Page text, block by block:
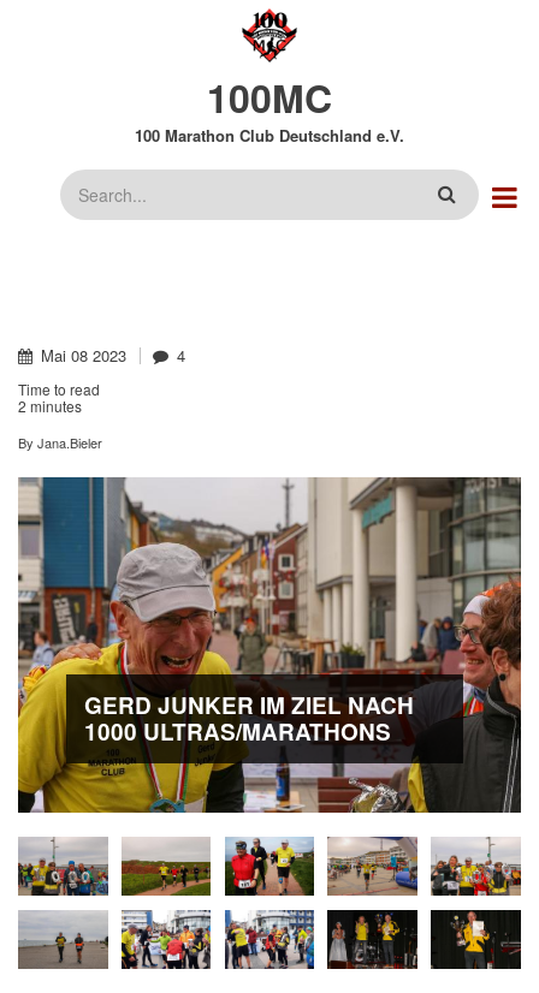
100MC
100 Marathon Club Deutschland e.V.
Suche
Mai 08 2023 4
Time to read
2 minutes
By Jana.Bieler
GERD JUNKER IM ZIEL NACH
1000 ULTRAS/MARATHONS